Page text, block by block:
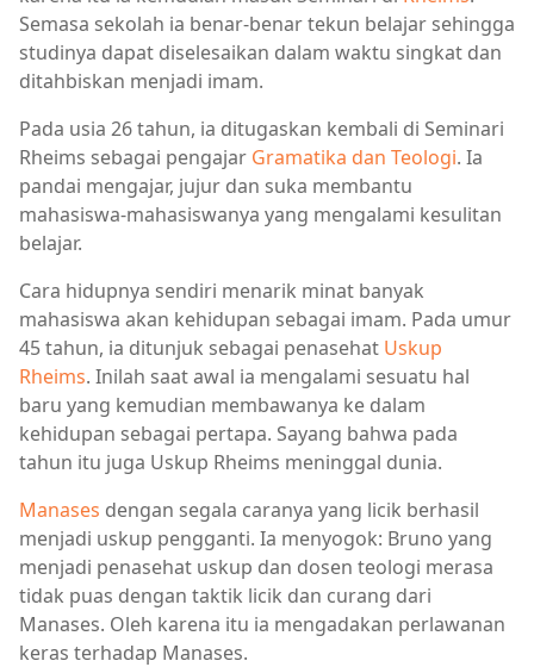
Semasa sekolah ia benar-benar tekun belajar sehingga
studinya dapat diselesaikan dalam waktu singkat dan
ditahbiskan menjadi imam.
Pada usia 26 tahun, ia ditugaskan kembali di Seminari
Rheims sebagai pengajar Gramatika dan Teologi. Ia
pandai mengajar, jujur dan suka membantu
mahasiswa-mahasiswanya yang mengalami kesulitan
belajar.
Cara hidupnya sendiri menarik minat banyak
mahasiswa akan kehidupan sebagai imam. Pada umur
45 tahun, ia ditunjuk sebagai penasehat Uskup
Rheims. Inilah saat awal ia mengalami sesuatu hal
baru yang kemudian membawanya ke dalam
kehidupan sebagai pertapa. Sayang bahwa pada
tahun itu juga Uskup Rheims meninggal dunia.
Manases dengan segala caranya yang licik berhasil
menjadi uskup pengganti. Ia menyogok: Bruno yang
menjadi penasehat uskup dan dosen teologi merasa
tidak puas dengan taktik licik dan curang dari
Manases. Oleh karena itu ia mengadakan perlawanan
keras terhadap Manases.